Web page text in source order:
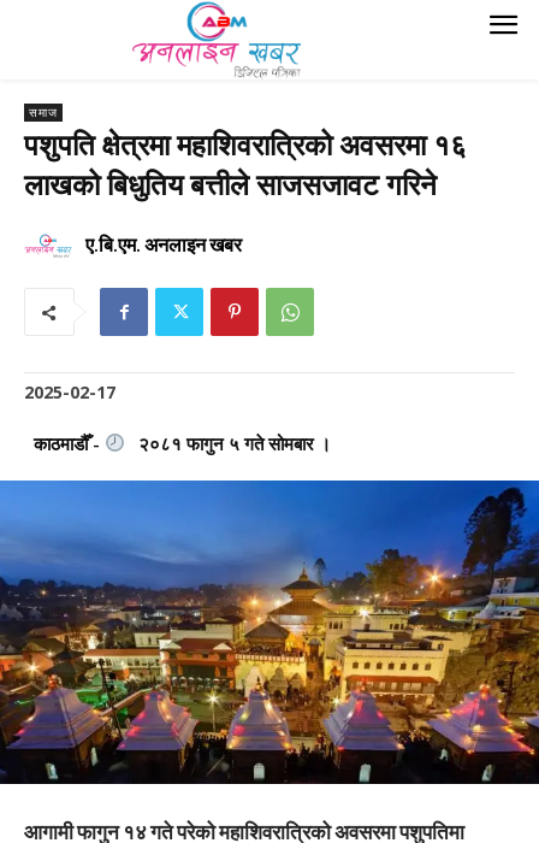
समाज
पशुपति क्षेत्रमा महाशिवरात्रिको अवसरमा १६
लाखको बिधुतिय बत्तीले साजसजावट गरिने
ए.बि.एम. अनलाइन खबर
2025-02-17
काठमाडौँ - २०८१ फागुन ५ गते सोमबार ।
आगामी फागुन १४ गते परेको महाशिवरात्रिको अवसरमा पशुपतिमा